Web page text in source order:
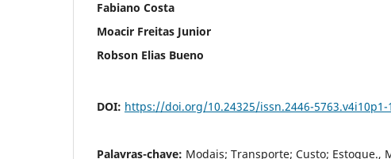
Fabiano Costa
Moacir Freitas Junior
Robson Elias Bueno
DOI: https://doi.org/10.24325/issn.2446-5763.v4i10p1-
Palavras-chave: Modais; Transporte; Custo; Estoque.,